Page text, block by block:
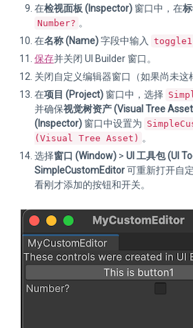
在检视面板 (Inspector) 窗口中，在
Number? 。
在名称 (Name)字段中输入 toggle1
保存并关闭 UI Builder 窗口。
关闭自定义编辑器窗口（如果尚未这
在项目 (Project) 窗口中，选择
并确保视觉树资产 (Visual Tree
(Inspector) 窗口中设置为
(Visual Tree Asset) 。
选择窗口 (Window) > UI 工具包 (UI
SimpleCustomEditor可重新打开自
看刚才添加的按钮和开关。